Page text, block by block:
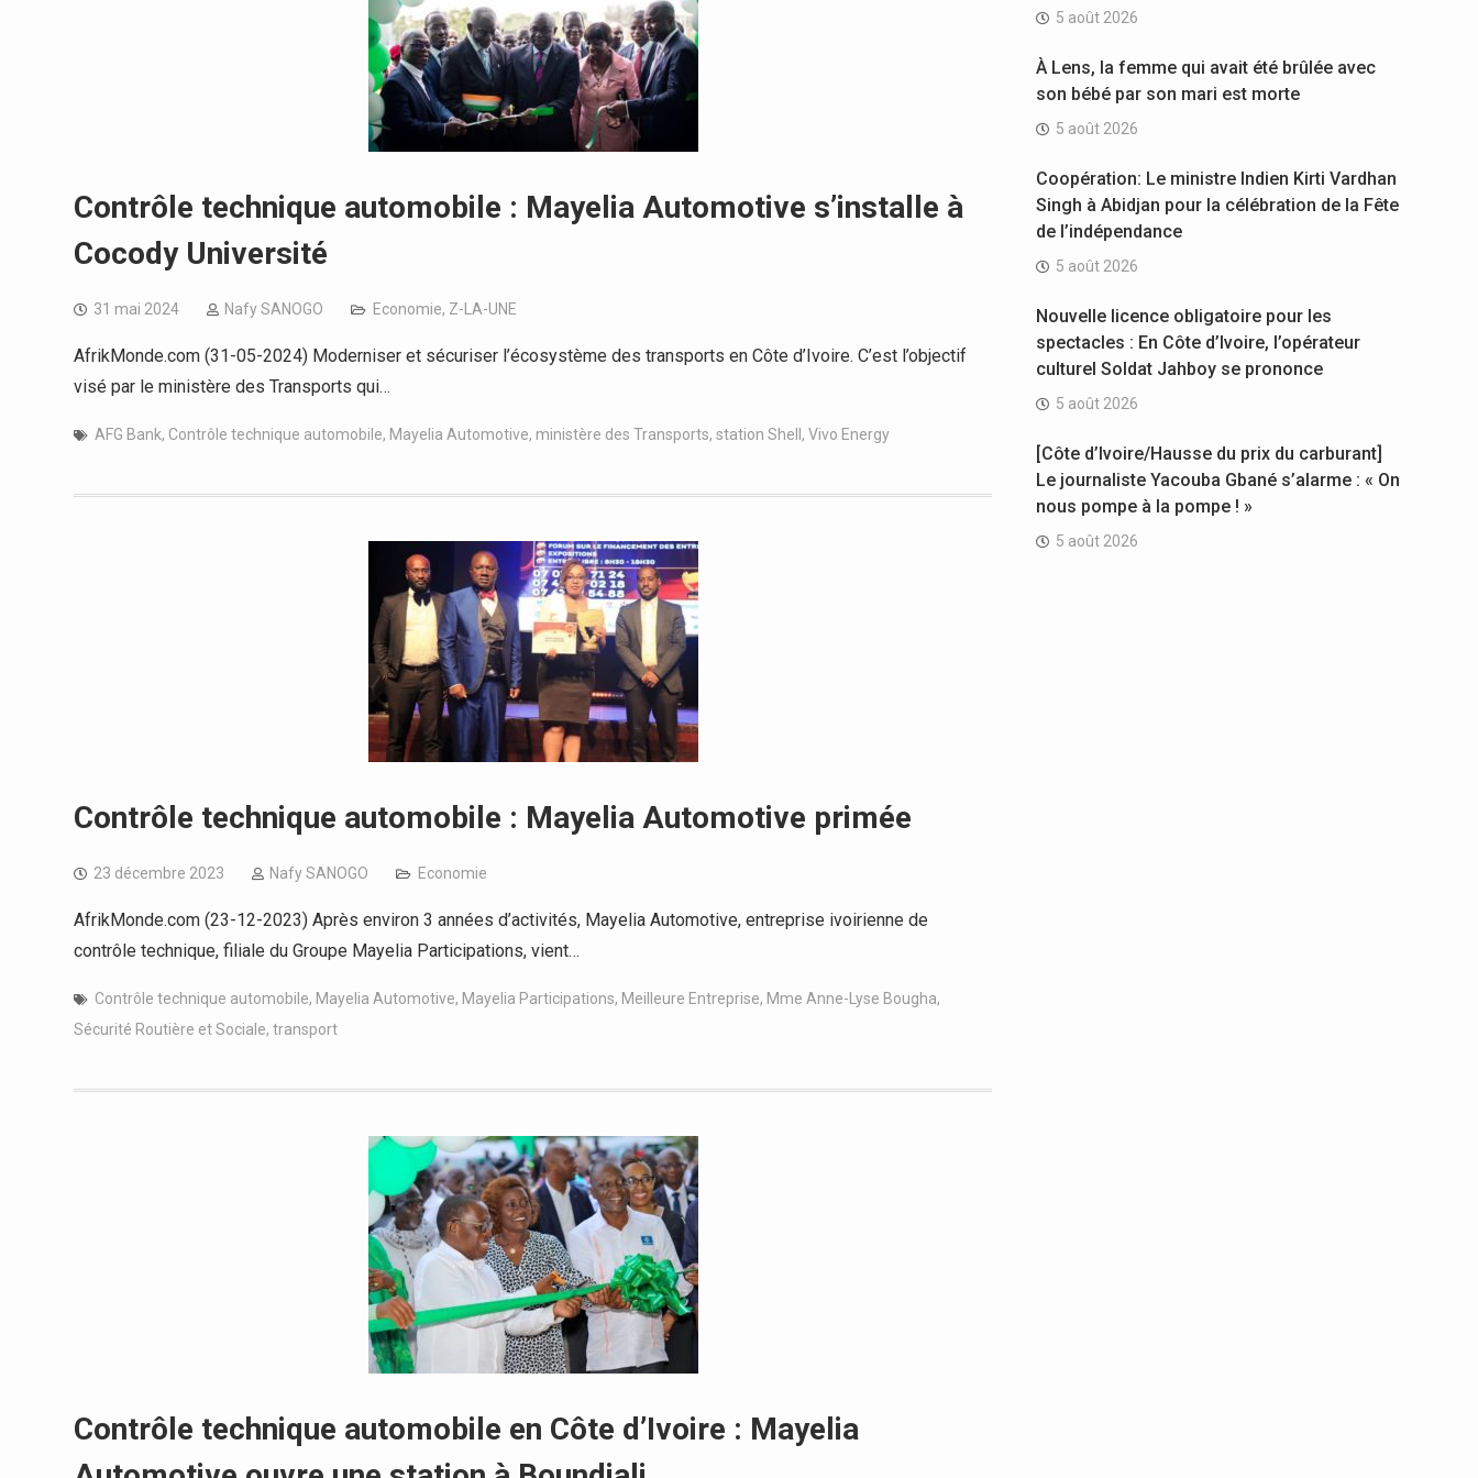
Contrôle technique automobile : Mayelia Automotive s’installe à
Cocody Université
31 mai 2024 Nafy SANOGO Economie, Z-LA-UNE
AfrikMonde.com (31-05-2024) Moderniser et sécuriser l’écosystème des transports en Côte d’Ivoire. C’est l’objectif
visé par le ministère des Transports qui…
AFG Bank, Contrôle technique automobile, Mayelia Automotive, ministère des Transports, station Shell , Vivo Energy
Contrôle technique automobile : Mayelia Automotive primée
23 décembre 2023 Nafy SANOGO Economie
AfrikMonde.com (23-12-2023) Après environ 3 années d’activités, Mayelia Automotive, entreprise ivoirienne de
contrôle technique, filiale du Groupe Mayelia Participations, vient…
Contrôle technique automobile, Mayelia Automotive, Mayelia Participations, Meilleure Entreprise, Mme Anne-Lyse Bougha,
Sécurité Routière et Sociale, transport
Contrôle technique automobile en Côte d’Ivoire : Mayelia
5 août 2026
À Lens, la femme qui avait été brûlée avec
son bébé par son mari est morte
5 août 2026
Coopération: Le ministre Indien Kirti Vardhan
Singh à Abidjan pour la célébration de la Fête
de l’indépendance
5 août 2026
Nouvelle licence obligatoire pour les
spectacles : En Côte d’Ivoire, l’opérateur
culturel Soldat Jahboy se prononce
5 août 2026
[Côte d’Ivoire/Hausse du prix du carburant]
Le journaliste Yacouba Gbané s’alarme : « On
nous pompe à la pompe ! »
5 août 2026